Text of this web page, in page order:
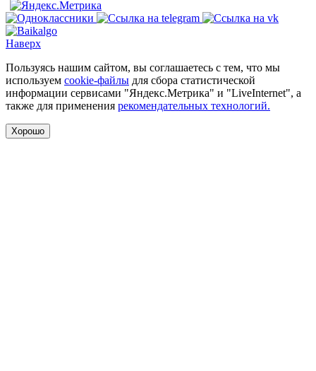
Наверх
Пользуясь нашим сайтом, вы соглашаетесь с тем, что мы
используем cookie-файлы для сбора статистической
информации сервисами "Яндекс.Метрика" и "LiveInternet", а
также для применения рекомендательных технологий.
Хорошо